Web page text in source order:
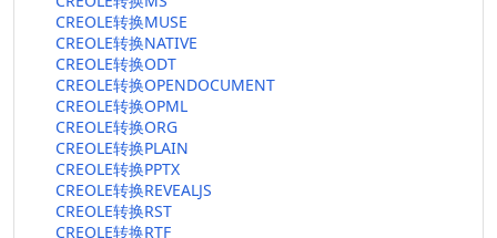
CREOLE转换MUSE
CREOLE转换NATIVE
CREOLE转换ODT
CREOLE转换OPENDOCUMENT
CREOLE转换OPML
CREOLE转换ORG
CREOLE转换PLAIN
CREOLE转换PPTX
CREOLE转换REVEALJS
CREOLE转换RST
CREOLE转换RTF